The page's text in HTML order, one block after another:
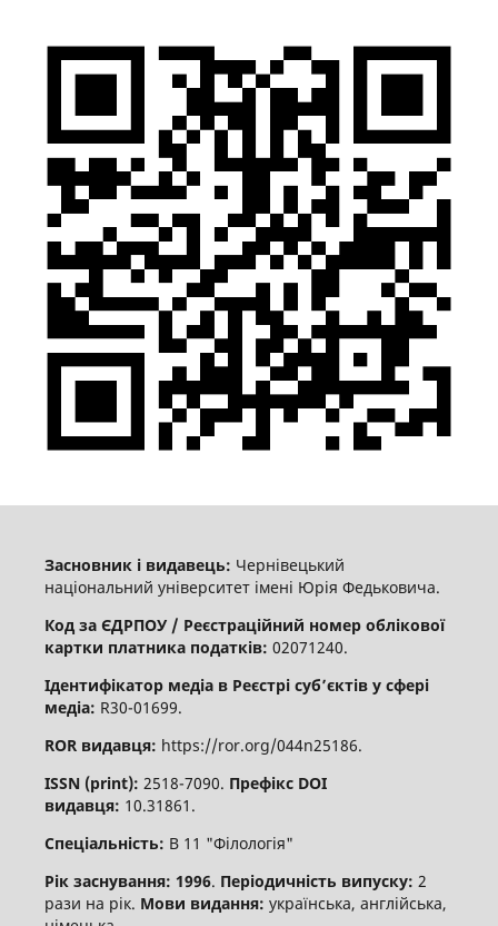
Засновник і видавець: Чернівецький
національний університет імені Юрія Федьковича.
Код за ЄДРПОУ / Реєстраційний номер облікової
картки платника податків: 02071240.
Ідентифікатор медіа в Реєстрі суб’єктів у сфері
медіа: R30-01699.
ROR видавця: https://ror.org/044n25186.
ISSN (print): 2518-7090. Префікс DOI
видавця: 10.31861.
Спеціальність: В 11 "Філологія"
Рік заснування: 1996. Періодичність випуску: 2
рази на рік. Мови видання: українська, англійська,